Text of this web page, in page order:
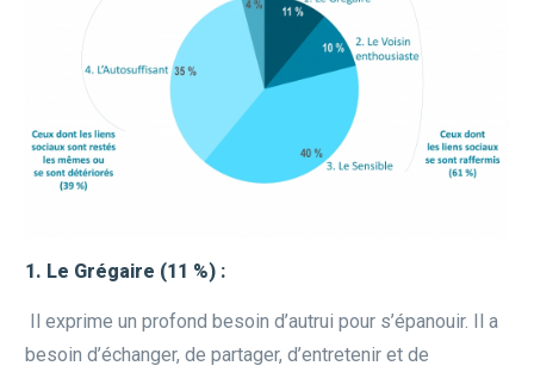
1. Le Grégaire (11 %) :
Il exprime un profond besoin d’autrui pour s’épanouir. Il a
besoin d’échanger, de partager, d’entretenir et de